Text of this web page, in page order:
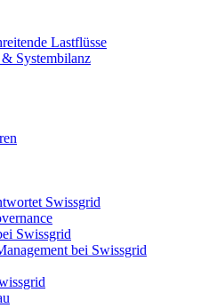
Lastflüsse
Systembilanz
Swissgrid
Swissgrid
bei Swissgrid